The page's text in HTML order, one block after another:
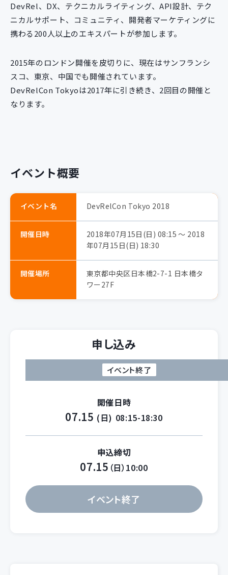
Contact
DevRel、DX、テクニカルライティング、API設計、テク
ニカルサポート、コミュニティ、開発者マーケティングに
携わる200人以上のエキスパートが参加します。
2015年のロンドン開催を皮切りに、現在はサンフランシ
スコ、東京、中国でも開催されています。
DevRelCon Tokyoは2017年に引き続き、2回目の開催と
なります。
イベント概要
イベント名 DevRelCon Tokyo 2018
開催日時
2018年07月15日(日) 08:15 〜 2018
年07月15日(日) 18:30
開催場所
東京都中央区日本橋2-7-1 日本橋タ
ワー27F
申し込み
イベント終了
開催日時
07.15 (日) 08:15-18:30
申込締切
07.15 （日）10:00
イベント終了